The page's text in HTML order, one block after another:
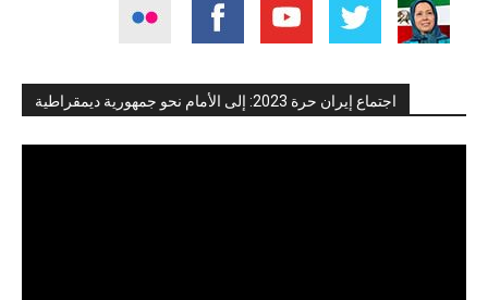
اجتماع إيران حرة 2023: إلى الأمام نحو جمهورية ديمقراطية